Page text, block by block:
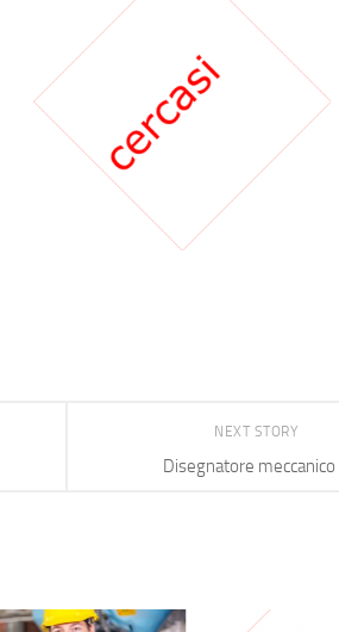
NEXT STORY
Disegnatore meccanico